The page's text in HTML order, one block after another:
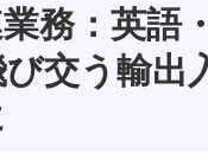
務：英語
交う輸出